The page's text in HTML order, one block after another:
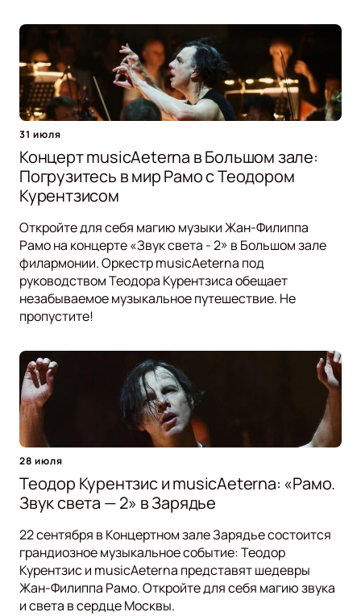
31 июля
Концерт musicAeterna в Большом зале:
Погрузитесь в мир Рамо с Теодором
Курентзисом
Откройте для себя магию музыки Жан-Филиппа
Рамо на концерте «Звук света - 2» в Большом зале
филармонии. Оркестр musicAeterna под
руководством Теодора Курентзиса обещает
незабываемое музыкальное путешествие. Не
пропустите!
28 июля
Теодор Курентзис и musicAeterna: «Рамо.
Звук света — 2» в Зарядье
22 сентября в Концертном зале Зарядье состоится
грандиозное музыкальное событие: Теодор
Курентзис и musicAeterna представят шедевры
Жан-Филиппа Рамо. Откройте для себя магию звука
и света в сердце Москвы.